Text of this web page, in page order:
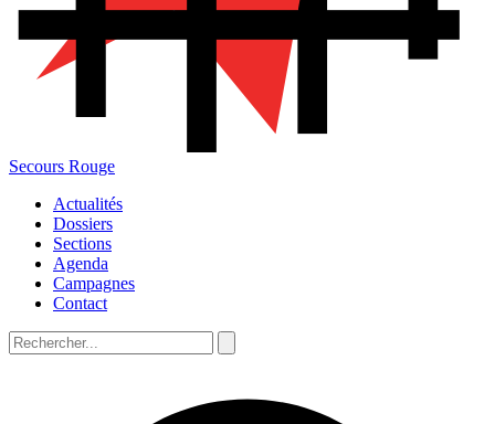
Secours Rouge
Actualités
Dossiers
Sections
Agenda
Campagnes
Contact